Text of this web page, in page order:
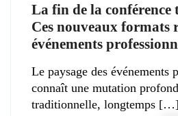
La fin de la
Ces nouveaux formats
événements
Le paysage des événements
connaît une mutation
traditionnelle, longtemps